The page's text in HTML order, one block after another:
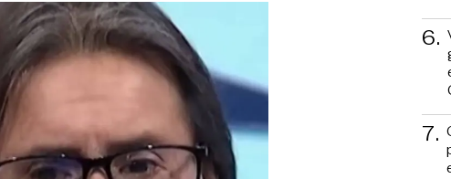
6.
7.